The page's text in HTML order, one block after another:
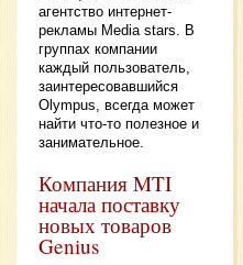
агентство интернет-
рекламы Media stars. В
группах компании
каждый пользователь,
заинтересовавшийся
Olympus, всегда может
найти что-то полезное и
занимательное.
Компания MTI
начала поставку
новых товаров
Genius